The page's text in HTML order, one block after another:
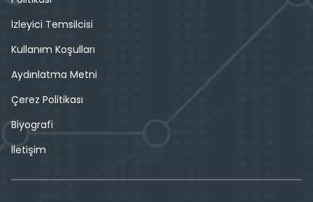
İzleyici Temsilcisi
Kullanım Koşulları
Aydınlatma Metni
Çerez Politikası
Biyografi
İletişim